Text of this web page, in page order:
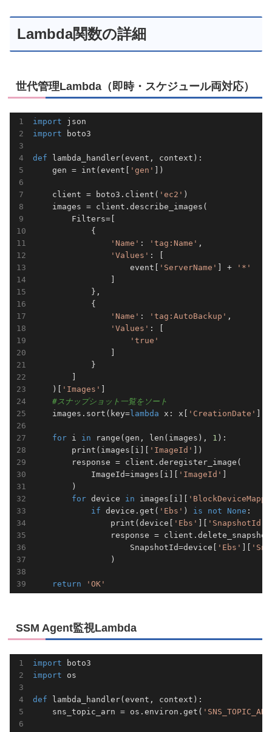
Lambda関数の詳細
世代管理Lambda（即時・スケジュール両対応）
import
import boto3
def lambda_handler(event, context) :
    gen = int(event[
'gen' ])
    client = boto3.client(
'ec2' )
    images = client.describe_images(
        Filters=[
            {
'Name' : 'tag:Name' ,
'Values' : [
                    event[
'ServerName' ] +
'*'
            },
            {
'Name' : 'tag:AutoBackup' ,
'Values' : [
'true'
            }
    )[
'Images'
#スナップショット一覧をソート
    images.sort(key=
lambda x: x[ 'CreationDate'
for i in range(gen, len(images), 1 ):
        print(images[i][
'ImageId'
])
        response = client.deregister_image(
            ImageId=images[i][
'ImageId'
        )
for device in images[i][
if device.get( 'Ebs' ) is not None :
                print(device[
'Ebs' 'SnapshotId'
response =
                    SnapshotId=device[
'Ebs'
                )
return 'OK'
SSM Agent監視Lambda
import
import os
def lambda_handler(event, context) :
    sns_topic_arn = os.environ.get(